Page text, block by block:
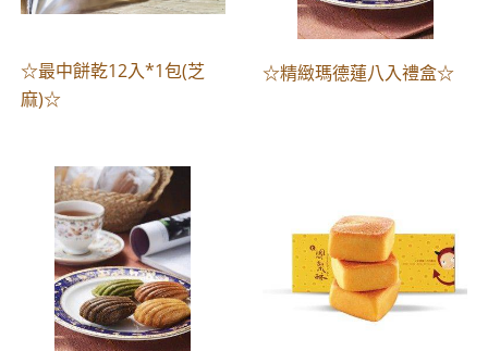
☆最中餅乾12入*1包(芝
麻)☆
☆精緻瑪德蓮八入禮盒☆